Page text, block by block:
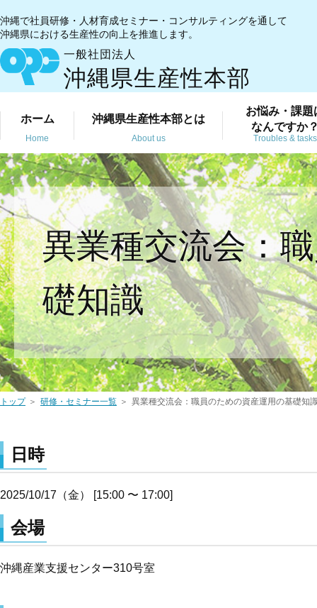
沖縄で社員研修・人材育成セミナー・コンサルティングを通して
沖縄県における生産性の向上を推進します。
一般社団法人
沖縄県生産性本部
ホーム
Home
沖縄県生産性本部とは
About us
お悩み・課題
なんですか
Troubles & tasks
異業種交流会：
礎知識
トップ 研修・セミナー一覧 異業種交流会：職員のための資産運用の基礎知
日時
2025/10/17（金） [15:00 〜 17:00]
会場
沖縄産業支援センター310号室